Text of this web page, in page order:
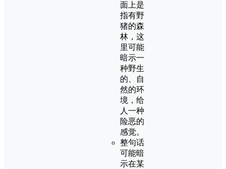
面上是
指有野
猪的森
林，这
里可能
暗示一
种野生
的、自
然的环
境，给
人一种
险恶的
感觉。
整句话
可能暗
示在某